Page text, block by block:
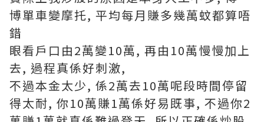
博單車變摩托, 平均每月賺多幾萬蚊都算唔
錯
眼看戶口由2萬變10萬, 再由10萬慢慢加上
去, 過程真係好刺激,
不過本金太少, 係2萬去10萬呢段時間停留
得太耐, 你10萬賺1萬係好易既事, 不過你2